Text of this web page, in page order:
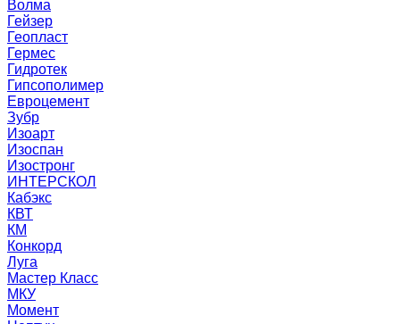
Волма
Гейзер
Геопласт
Гермес
Гидротек
Гипсополимер
Евроцемент
Зубр
Изоарт
Изоспан
Изостронг
ИНТЕРСКОЛ
Кабэкс
КВТ
КМ
Конкорд
Луга
Мастер Класс
МКУ
Момент